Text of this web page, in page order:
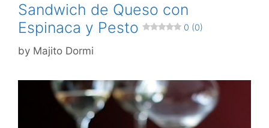
Sandwich de Queso con
Espinaca y Pesto
0 (0)
by Majito Dormi